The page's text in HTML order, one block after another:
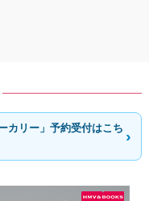
カリー」予約受付はこち